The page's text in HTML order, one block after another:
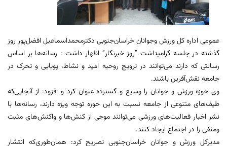
عمومی اداره کل ورزش وجوانان خراسان‌جنوبی دکترمحمداسماعیل افضل‌پور روز
گذشته در جلسه گرامیداشت “روز خبرنگار” اظهار داشت : رسانه‌ها بر اساس
رسالتی که دارند می‌توانند در ترویج روحیه امید و نشاط، پویایی و تحرک در
جامعه نقش‌آفرین باشند.
وی حوزه ورزش و جوانان را وسیع و گسترده عنوان کرد و افزود: از آنجایی‌که
طیف‌های متنوعی از جامعه نسبت به این حوزه توجه ویژه دارند، رسانه‌ها با
نشر اخبار فعالیت‌های ورزشی می‌توانند موجی از کنش‌ها و واکنش‌های مثبت
ومنفی را در اجتماع ایجاد کنند.
مدیرکل ورزش و جوانان خراسان‌جنوبی تصریح کرد: همان‌طوری‌که انتشار